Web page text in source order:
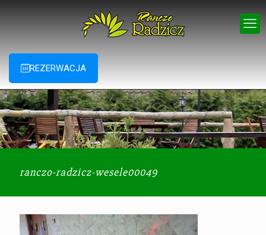
REZERWACJA
ranczo-radzicz-wesele00049